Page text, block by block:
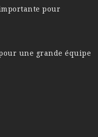
pour
une grande équipe